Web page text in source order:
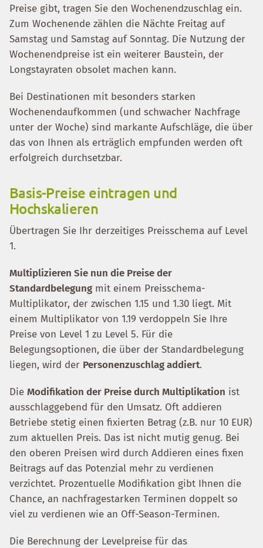
Preise gibt, tragen Sie den Wochenendzuschlag ein.
Zum Wochenende zählen die Nächte Freitag auf
Samstag und Samstag auf Sonntag. Die Nutzung der
Wochenendpreise ist ein weiterer Baustein, der
Longstayraten obsolet machen kann.
Bei Destinationen mit besonders starken
Wochenendaufkommen (und schwacher Nachfrage
unter der Woche) sind markante Aufschläge, die über
das von Ihnen als erträglich empfunden werden oft
erfolgreich durchsetzbar.
Basis-Preise eintragen und
Hochskalieren
Übertragen Sie Ihr derzeitiges Preisschema auf Level
1.
Multiplizieren Sie nun die Preise der
Standardbelegung mit einem Preisschema-
Multiplikator, der zwischen 1.15 und 1.30 liegt. Mit
einem Multiplikator von 1.19 verdoppeln Sie Ihre
Preise von Level 1 zu Level 5. Für die
Belegungsoptionen, die über der Standardbelegung
liegen, wird der Personenzuschlag addiert.
Die Modifikation der Preise durch Multiplikation ist
ausschlaggebend für den Umsatz. Oft addieren
Betriebe stetig einen fixierten Betrag (z.B. nur 10 EUR)
zum aktuellen Preis. Das ist nicht mutig genug. Bei
den oberen Preisen wird durch Addieren eines fixen
Beitrags auf das Potenzial mehr zu verdienen
verzichtet. Prozentuelle Modifikation gibt Ihnen die
Chance, an nachfragestarken Terminen doppelt so
viel zu verdienen wie an Off-Season-Terminen.
Die Berechnung der Levelpreise für das